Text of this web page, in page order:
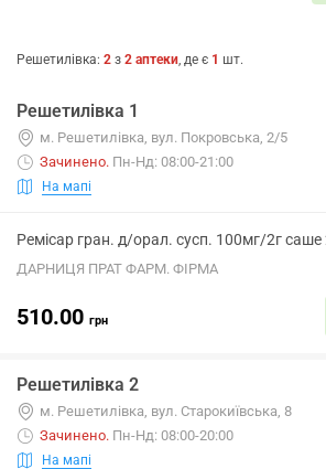
Решетилівка: 2 з 2 аптеки, де є 1 шт.
Решетилівка 1
м. Решетилівка, вул. Покровська, 2/5
Зачинено. Пн-Нд: 08:00-21:00
На мапі
Ремісар гран. д/орал. сусп. 100мг/2г
ДАРНИЦЯ ПРАТ ФАРМ. ФІРМА
510.00 грн
Решетилівка 2
м. Решетилівка, вул. Старокиївська, 8
Зачинено. Пн-Нд: 08:00-20:00
На мапі